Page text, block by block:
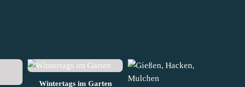
Wintertags im Garten